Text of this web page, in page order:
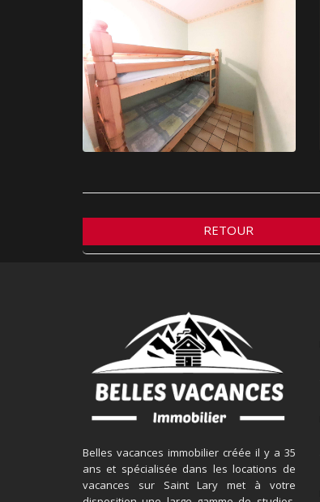
RETOUR
Belles vacances immobilier créée il y a 35
ans et spécialisée dans les locations de
vacances sur Saint Lary met à votre